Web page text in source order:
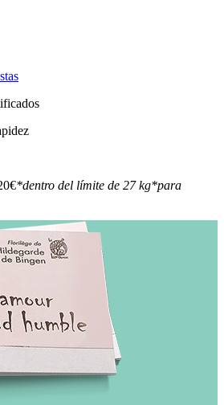
*dentro del límite de 27 kg*para